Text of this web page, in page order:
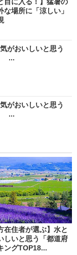
な場所に「涼しい」
がおいしいと思う
...
がおいしいと思う
...
在住者が選ぶ】水と
しいと思う「都道府
ングTOP18...